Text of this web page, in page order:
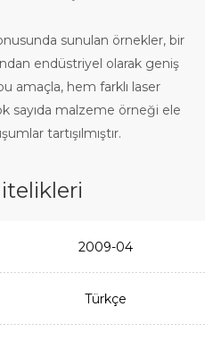
sunulan örnekler, bir
endüstriyel olarak geniş
amaçla, hem farklı laser
sayıda malzeme örneği ele
tartışılmıştır.
2009-04
Türkçe